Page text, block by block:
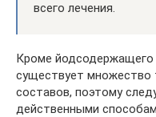
всего лечения.
Кроме йодсодержащего
существует множество
составов, поэтому
действенными